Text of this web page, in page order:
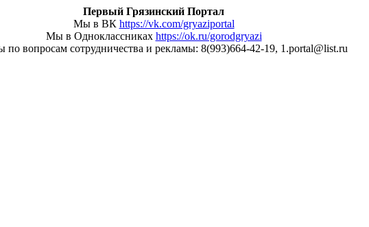
Первый Грязинский Портал
Мы в ВК https://vk.com/gryaziportal
Мы в Одноклассниках https://ok.ru/gorodgryazi
по вопросам сотрудничества и рекламы: 8(993)664-42-19, 1.portal@list.ru